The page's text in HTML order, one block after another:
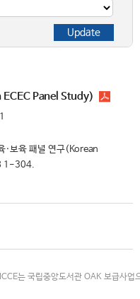
ECEC Panel Study)
보육 패널 연구(Korean
1-304.
는 국립중앙도서관 OAK 보급사업